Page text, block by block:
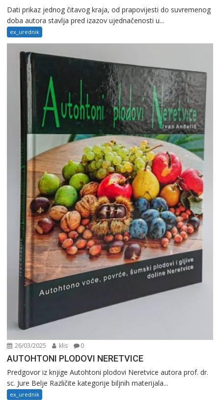
Dati prikaz jednog čitavog kraja, od prapovijesti do suvremenog
doba autora stavlja pred izazov ujednačenosti u...
ex_urednik
26/03/2025 klis 0
AUTOHTONI PLODOVI NERETVICE
Predgovor iz knjige Autohtoni plodovi Neretvice autora prof. dr.
sc. Jure Belje Različite kategorije biljnih materijala...
ex_urednik